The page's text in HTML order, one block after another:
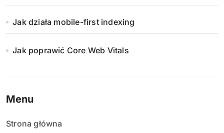
Jak działa mobile-first indexing
Jak poprawić Core Web Vitals
Menu
Strona główna